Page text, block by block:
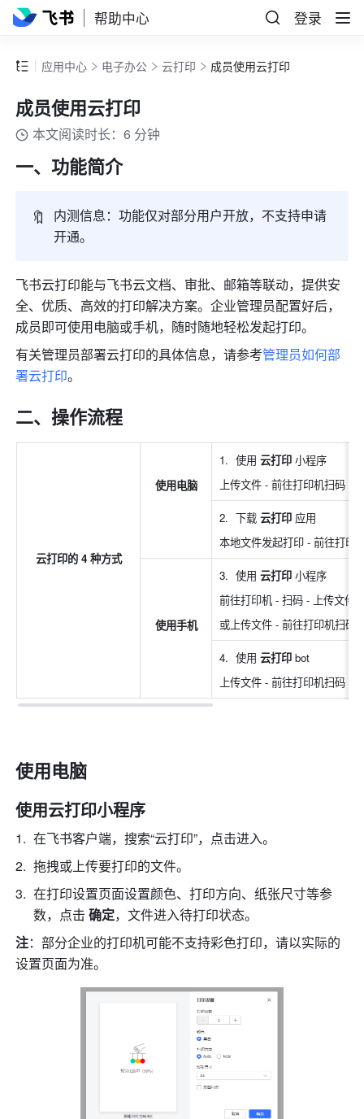
帮助中心 登录
应用中心 电子办公 云打印 成员使用云打印
成员使用云打印
本文阅读时长：6 分钟
一、功能简介
🔖
内测信息：功能仅对部分用户开放，不支持申请
开通。
飞书云打印能与飞书云文档、审批、邮箱等联动，提供安
全、优质、高效的打印解决方案。企业管理员配置好后，
成员即可使用电脑或手机，随时随地轻松发起打印。
有关管理员部署云打印的具体信息，请参考管理员如何部
署云打印。
二、操作流程
云打印的 4 种方式
使用电脑
使用 云打印 小程序
上传文件 - 前往打印机扫码 /
下载 云打印 应用
本地文件发起打印 - 前往打印
使用手机
使用 云打印 小程序
前往打印机 - 扫码 - 上传文件
或上传文件 - 前往打印机扫码
使用 云打印 bot
上传文件 - 前往打印机扫码 /
使用电脑
使用云打印小程序
在飞书客户端，搜索“云打印”，点击进入。
拖拽或上传要打印的文件。
在打印设置页面设置颜色、打印方向、纸张尺寸等参
数，点击 确定，文件进入待打印状态。
注：部分企业的打印机可能不支持彩色打印，请以实际的
设置页面为准。